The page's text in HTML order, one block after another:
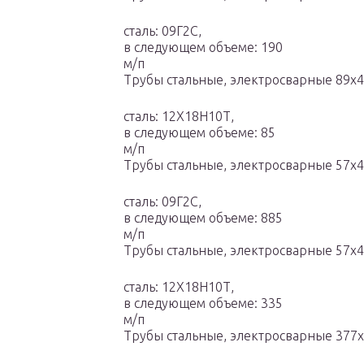
сталь: 09Г2С,
в следующем объеме: 190
м/п
Трубы стальные, электросварные 89х4
сталь: 12Х18Н10Т,
в следующем объеме: 85
м/п
Трубы стальные, электросварные 57х4
сталь: 09Г2С,
в следующем объеме: 885
м/п
Трубы стальные, электросварные 57х4
сталь: 12Х18Н10Т,
в следующем объеме: 335
м/п
Трубы стальные, электросварные